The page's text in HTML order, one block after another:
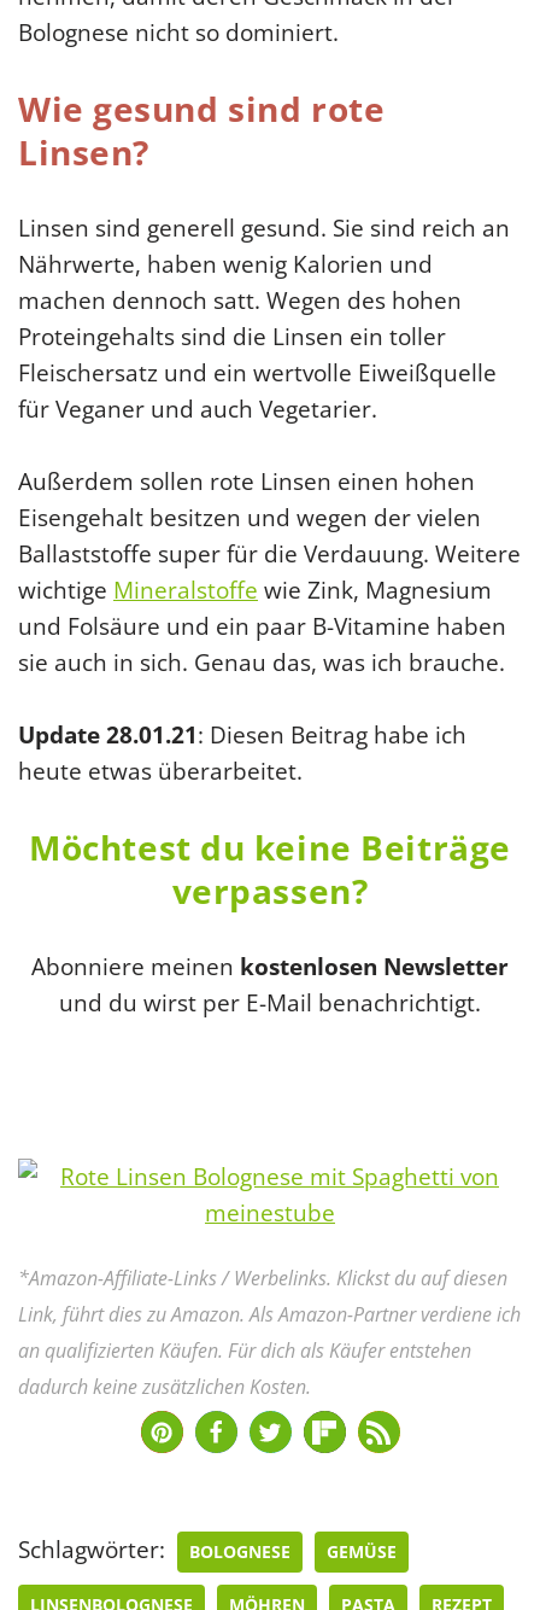
Bolognese nicht so dominiert.
Wie gesund sind rote
Linsen?
Linsen sind generell gesund. Sie sind reich an
Nährwerte, haben wenig Kalorien und
machen dennoch satt. Wegen des hohen
Proteingehalts sind die Linsen ein toller
Fleischersatz und ein wertvolle Eiweißquelle
für Veganer und auch Vegetarier.
Außerdem sollen rote Linsen einen hohen
Eisengehalt besitzen und wegen der vielen
Ballaststoffe super für die Verdauung. Weitere
wichtige Mineralstoffe wie Zink, Magnesium
und Folsäure und ein paar B-Vitamine haben
sie auch in sich. Genau das, was ich brauche.
Update 28.01.21: Diesen Beitrag habe ich
heute etwas überarbeitet.
Möchtest du keine Beiträge
verpassen?
Abonniere meinen kostenlosen Newsletter
und du wirst per E-Mail benachrichtigt.
*Amazon-Affiliate-Links / Werbelinks. Klickst du auf diesen
Link, führt dies zu Amazon. Als Amazon-Partner verdiene ich
an qualifizierten Käufen. Für dich als Käufer entstehen
dadurch keine zusätzlichen Kosten.
Schlagwörter: BOLOGNESE GEMÜSE
LINSENBOLOGNESE MÖHREN PASTA REZEPT